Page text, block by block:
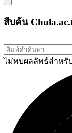
สืบค้น
ไม่พบผลลัพธ์สำหรั